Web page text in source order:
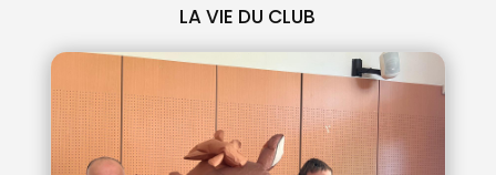
LA VIE DU CLUB